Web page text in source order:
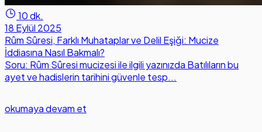
10 dk.
18 Eylül 2025
Rûm Sûresi, Farklı Muhataplar ve Delil Eşiği: Mucize
İddiasına Nasıl Bakmalı?
Soru: Rûm Sûresi mucizesi ile ilgili yazınızda Batılıların bu
ayet ve hadislerin tarihini güvenle tesp...
okumaya devam et